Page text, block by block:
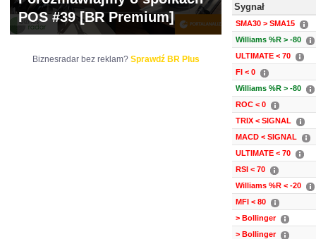
Sygnał
SMA30 > SMA15
Williams %R > -80
ULTIMATE < 70
FI < 0
Williams %R > -80
ROC < 0
TRIX < SIGNAL
MACD < SIGNAL
ULTIMATE < 70
RSI < 70
Williams %R < -20
MFI < 80
> Bollinger
> Bollinger
POS #39 [BR Premium]
Biznesradar bez reklam? Sprawdź BR Plus